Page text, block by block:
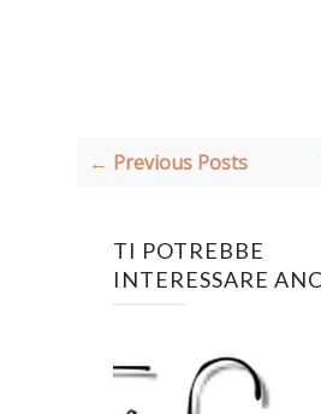
← Previous Posts
TI POTREBBE
INTERESSARE